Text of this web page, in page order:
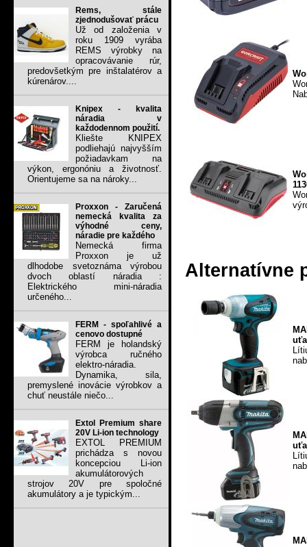
Rems, stále
zjednodušovať prácu
Už od založenia v
roku 1909 vyrába
REMS výrobky na
opracovávanie rúr,
predovšetkým pre inštalatérov a
kúrenárov....
Knipex - kvalita
náradia v
každodennom použití.
Kliešte KNIPEX
podliehajú najvyšším
požiadavkam na
výkon, ergonóniu a životnosť.
Orientujeme sa na nároky...
Proxxon - Zaručená
nemecká kvalita za
výhodné ceny,
náradie pre každého
Nemecká firma
Proxxon je už
dlhodobe svetoznáma výrobou
dvoch oblastí náradia :
Elektrického mini-náradia
určeného...
FERM - spoľahlivé a
cenovo dostupné
FERM je holandský
výrobca ručného
elektro-náradia.
Dynamika, sila,
premyslené inovácie výrobkov a
chuť neustále niečo...
Extol Premium share
20V Li-ion technology
EXTOL PREMIUM
prichádza s novou
koncepciou Li-ion
akumulátorových
strojov 20V pre spoločné
akumulátory a je typickým...
Alternatívne